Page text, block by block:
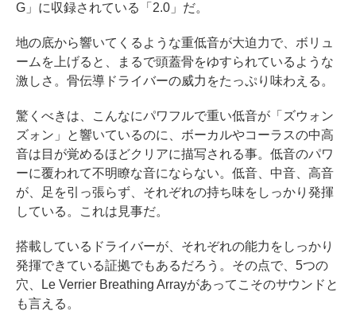
G」に収録されている「2.0」だ。
地の底から響いてくるような重低音が大迫力で、ボリュ
ームを上げると、まるで頭蓋骨をゆすられているような
激しさ。骨伝導ドライバーの威力をたっぷり味わえる。
驚くべきは、こんなにパワフルで重い低音が「ズウォン
ズォン」と響いているのに、ボーカルやコーラスの中高
音は目が覚めるほどクリアに描写される事。低音のパワ
ーに覆われて不明瞭な音にならない。低音、中音、高音
が、足を引っ張らず、それぞれの持ち味をしっかり発揮
している。これは見事だ。
搭載しているドライバーが、それぞれの能力をしっかり
発揮できている証拠でもあるだろう。その点で、5つの
穴、Le Verrier Breathing Arrayがあってこそのサウンドと
も言える。